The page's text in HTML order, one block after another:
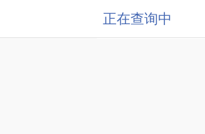
正在查询中